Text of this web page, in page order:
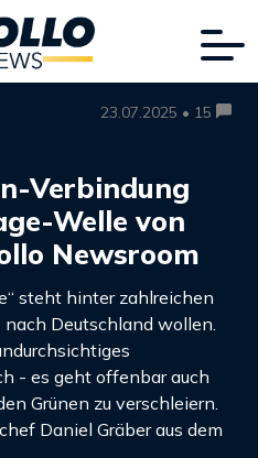
23.07.2025 • 15
Verbindung
Welle von
Newsroom
steht hinter zahlreichen
Deutschland wollen.
- es geht offenbar auch
Grünen zu verschleiern.
Daniel Gräber aus dem